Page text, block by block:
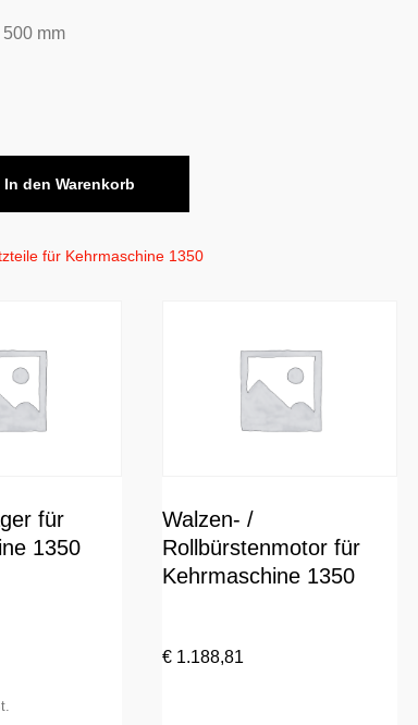
mm
In den Warenkorb
für Kehrmaschine 1350
für
1350
Walzen- /
Rollbürstenmotor für
Kehrmaschine 1350
€ 1.188,81